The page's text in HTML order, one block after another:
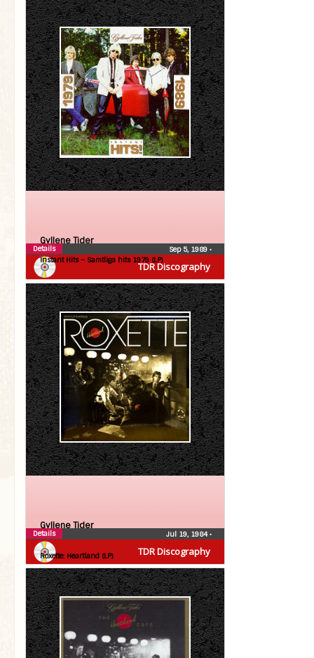
TDR Discography
Gyllene Tider
Instant Hits – Samtliga hits 1979 (LP)
Sep 5, 1989 •
Details
TDR Discography
Gyllene Tider
Roxette
Roxette: Heartland (LP)
Jul 19, 1984•
Details